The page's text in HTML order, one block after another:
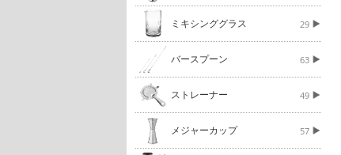
ミキシンググラス 29
バースプーン 63
ストレーナー 49
メジャーカップ 57